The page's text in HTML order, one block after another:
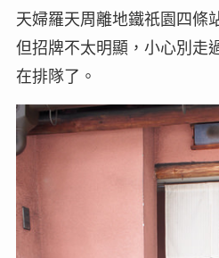
天婦羅天周離地鐵祇園四條
但招牌不太明顯，小心別走
在排隊了。